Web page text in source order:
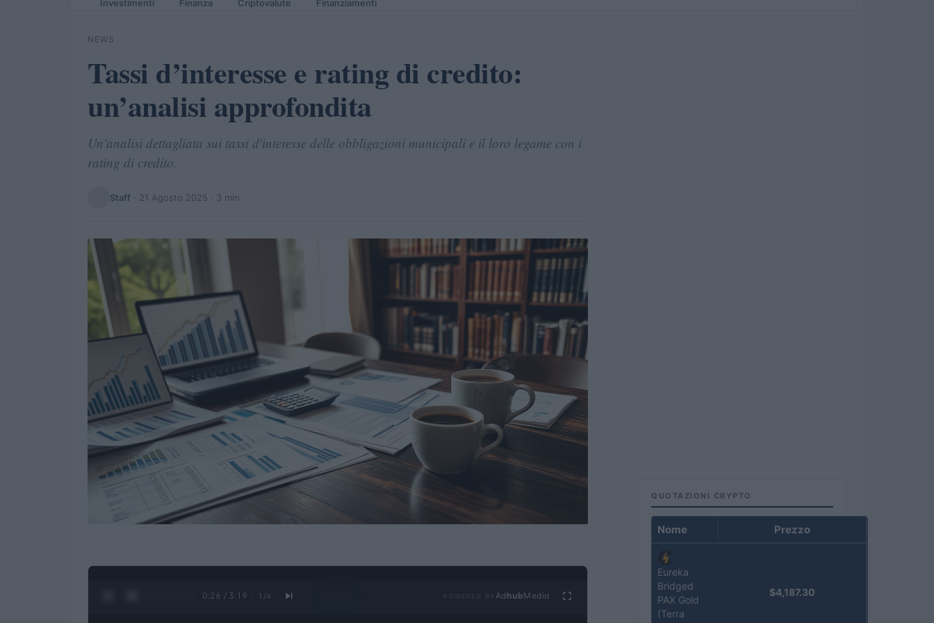
Investimenti Finanza Criptovalute Finanziamenti
NEWS
Tassi d’interesse e rating di credito:
un’analisi approfondita
Un'analisi dettagliata sui tassi d'interesse delle obbligazioni municipali e il loro legame con i
rating di credito.
Staff · 21 Agosto 2025 · 3 min
0:27 / 3:19 1 /4 Ad hubMedia
QUOTAZIONI CRYPTO
Nome Prezzo
Eureka
Bridged
PAX Gold
(Terra
$4,187.30